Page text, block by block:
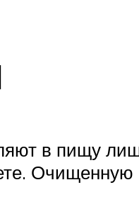
в пищу